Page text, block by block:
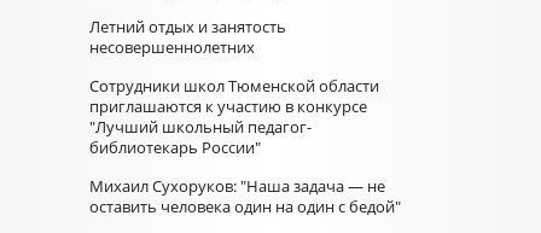
Летний отдых и занятость
несовершеннолетних
Сотрудники школ Тюменской области
приглашаются к участию в конкурсе
"Лучший школьный педагог-
библиотекарь России"
Михаил Сухоруков: "Наша задача — не
оставить человека один на один с бедой"